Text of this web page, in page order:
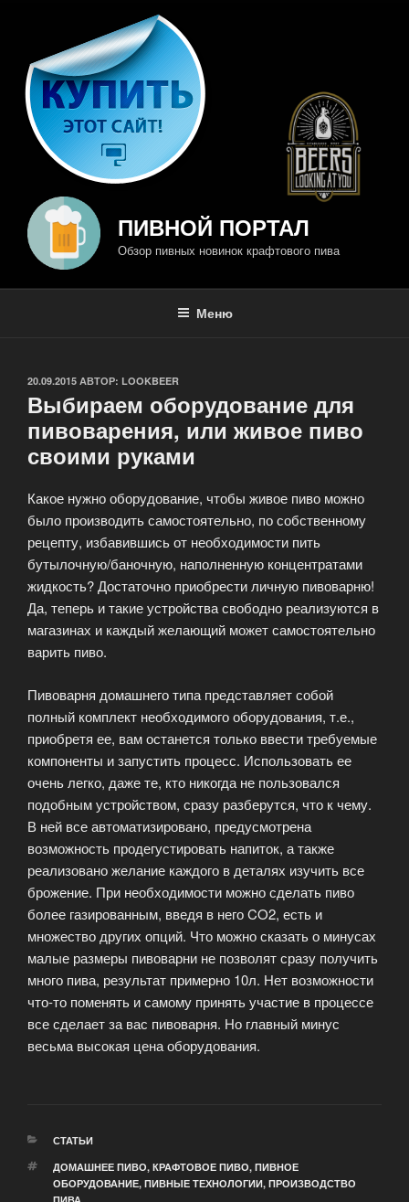
содержимому
ПИВНОЙ ПОРТАЛ
Обзор пивных новинок крафтового пива
Меню
ОПУБЛИКОВАНО
20.09.2015 АВТОР: LOOKBEER
Выбираем оборудование для
пивоварения, или живое пиво
своими руками
Какое нужно оборудование, чтобы живое пиво можно
было производить самостоятельно, по собственному
рецепту, избавившись от необходимости пить
бутылочную/баночную, наполненную концентратами
жидкость? Достаточно приобрести личную пивоварню!
Да, теперь и такие устройства свободно реализуются в
магазинах и каждый желающий может самостоятельно
варить пиво.
Пивоварня домашнего типа представляет собой
полный комплект необходимого оборудования, т.е.,
приобретя ее, вам останется только ввести требуемые
компоненты и запустить процесс. Использовать ее
очень легко, даже те, кто никогда не пользовался
подобным устройством, сразу разберутся, что к чему.
В ней все автоматизировано, предусмотрена
возможность продегустировать напиток, а также
реализовано желание каждого в деталях изучить все
брожение. При необходимости можно сделать пиво
более газированным, введя в него CO2, есть и
множество других опций. Что можно сказать о минусах
малые размеры пивоварни не позволят сразу получить
много пива, результат примерно 10л. Нет возможности
что-то поменять и самому принять участие в процессе
все сделает за вас пивоварня. Но главный минус
весьма высокая цена оборудования.
РУБРИКИ
СТАТЬИ
МЕТКИ
ДОМАШНЕЕ ПИВО, КРАФТОВОЕ ПИВО, ПИВНОЕ
ОБОРУДОВАНИЕ, ПИВНЫЕ ТЕХНОЛОГИИ, ПРОИЗВОДСТВО